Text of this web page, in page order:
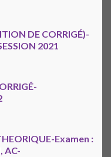
DE CORRIGÉ)-
2021
Examen :
AC-